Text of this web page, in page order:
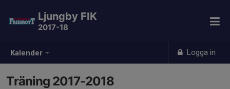
Kalender Logga in
Ljungby FIK
2017-18
Träning 2017-2018